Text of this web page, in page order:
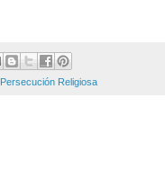
Persecución Religiosa